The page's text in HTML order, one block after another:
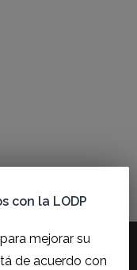
con la LODP
mejorar su
de acuerdo con